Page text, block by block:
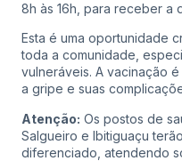
8h às 16h, para receber a
Esta é uma oportunidade
toda a comunidade,
vulneráveis. A vacinação
a gripe e suas
Atenção: Os postos de
Salgueiro e Ibitiguaçu
diferenciado, atendendo